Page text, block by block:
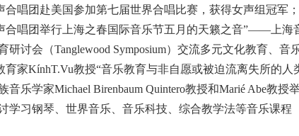
合唱团赴美国参加第七届世界合唱比赛，获得女声组冠军
合唱团举行上海之春国际音乐节五月的天籁之音”——上海
研讨会（Tanglewood Symposium）交流多元文化教育、
育家KínhT.Vu教授“音乐教育与非自愿或被迫流离失所的
音乐学家Michael Birenbaum Quintero教授和Marié Abe教
学习钢琴、世界音乐、音乐科技、综合教学法等音乐课程